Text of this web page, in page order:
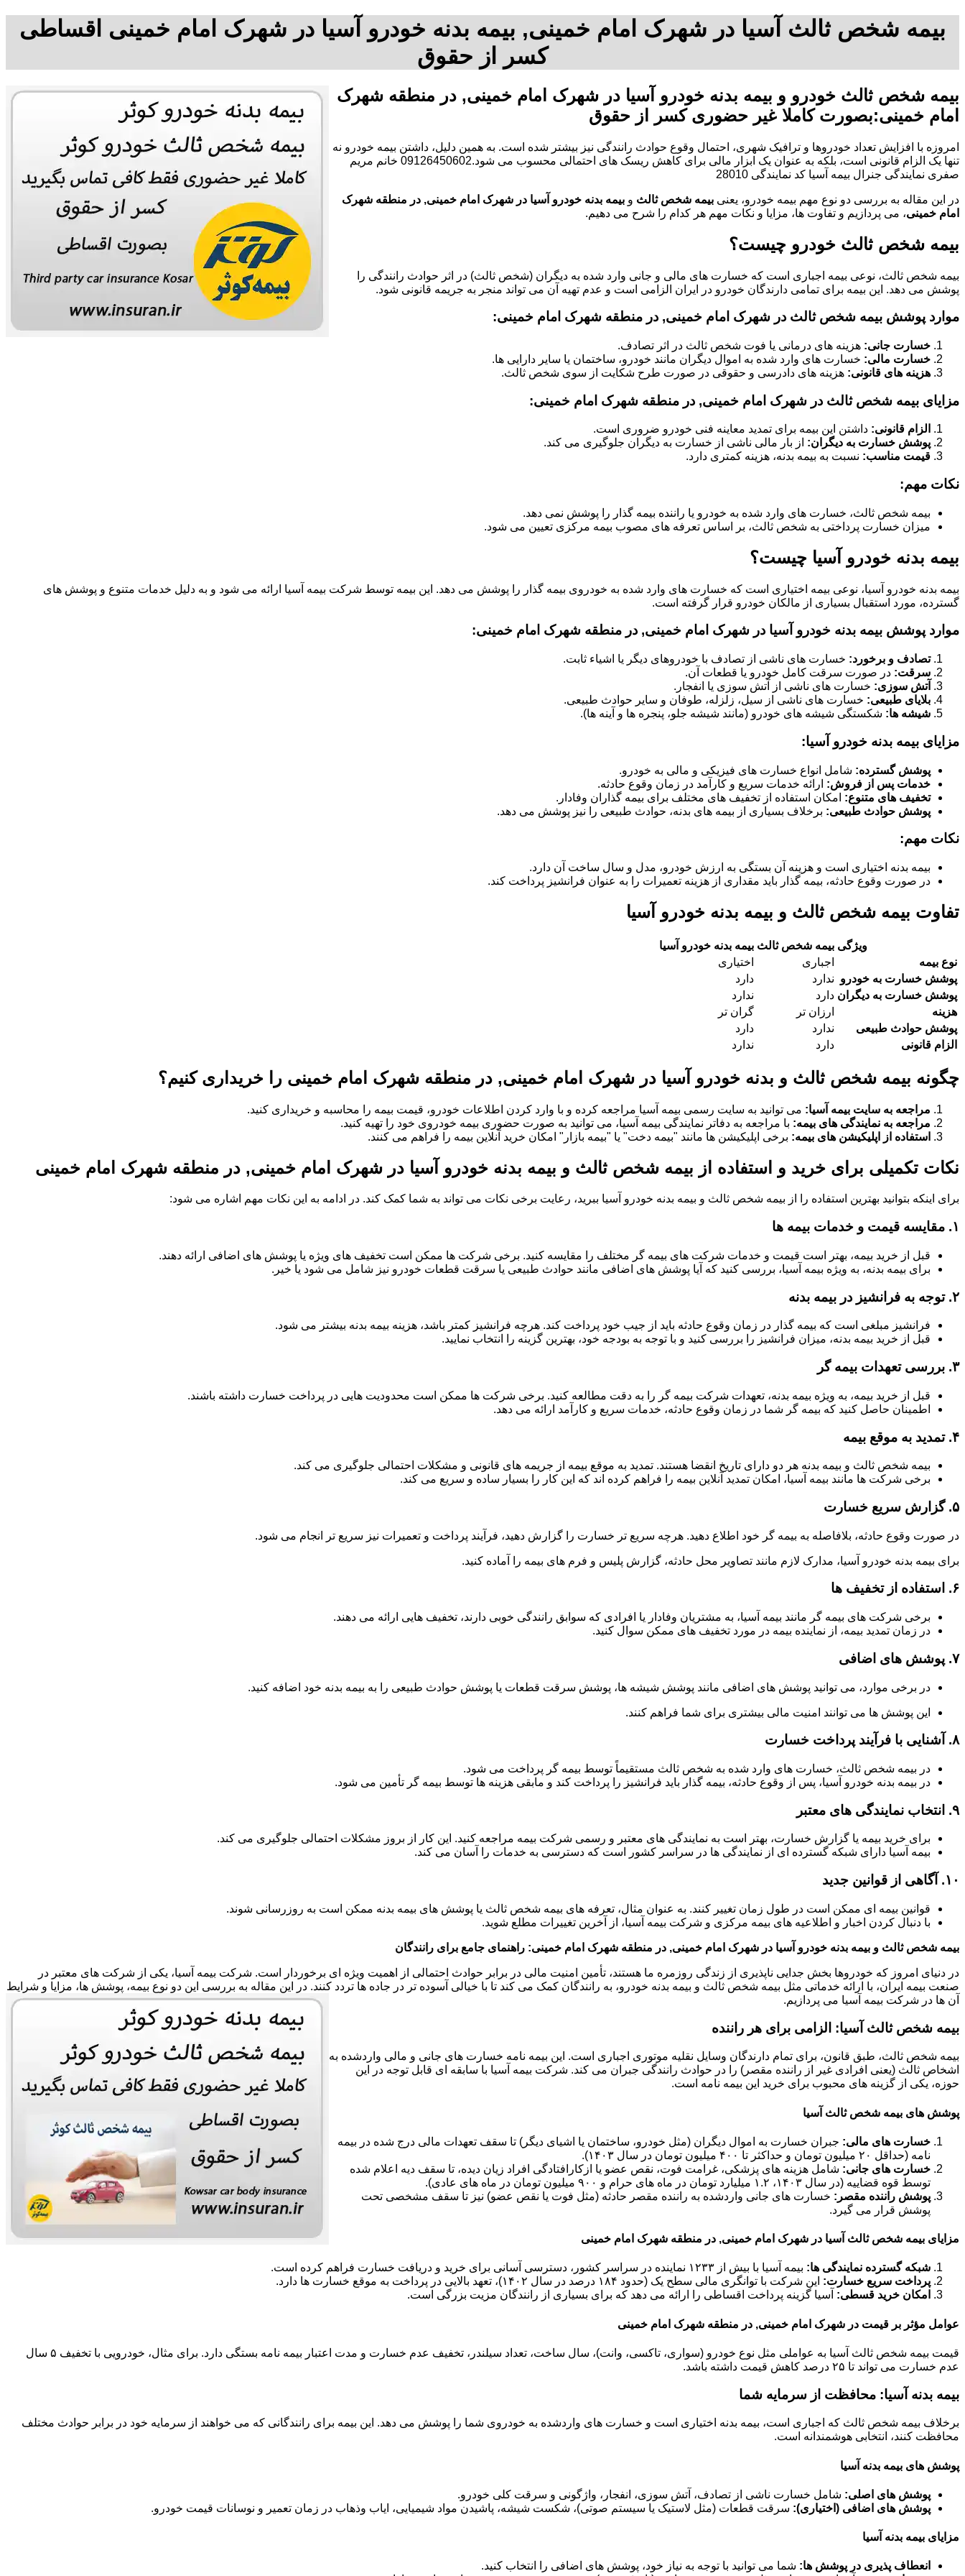
بیمه شخص ثالث آسیا در شهرک امام خمینی, بیمه بدنه خودرو آسیا در شهرک امام خمینی اقساطی
کسر از حقوق
بیمه شخص ثالث خودرو و بیمه بدنه خودرو آسیا در شهرک امام خمینی, در منطقه شهرک
امام خمینی:بصورت کاملا غیر حضوری کسر از حقوق
امروزه با افزایش تعداد خودروها و ترافیک شهری، احتمال وقوع حوادث رانندگی نیز بیشتر شده است. به همین دلیل، داشتن بیمه خودرو نه
تنها یک الزام قانونی است، بلکه به عنوان یک ابزار مالی برای کاهش ریسک های احتمالی محسوب می شود.09126450602 خانم مریم
صفری نمایندگی جنرال بیمه آسیا کد نمایندگی 28010
در این مقاله به بررسی دو نوع مهم بیمه خودرو، یعنی بیمه شخص ثالث و بیمه بدنه خودرو آسیا در شهرک امام خمینی, در منطقه شهرک
امام خمینی، می پردازیم و تفاوت ها، مزایا و نکات مهم هر کدام را شرح می دهیم.
بیمه شخص ثالث خودرو چیست؟
بیمه شخص ثالث، نوعی بیمه اجباری است که خسارت های مالی و جانی وارد شده به دیگران (شخص ثالث) در اثر حوادث رانندگی را
پوشش می دهد. این بیمه برای تمامی دارندگان خودرو در ایران الزامی است و عدم تهیه آن می تواند منجر به جریمه قانونی شود.
موارد پوشش بیمه شخص ثالث در شهرک امام خمینی, در منطقه شهرک امام خمینی:
خسارت جانی: هزینه های درمانی یا فوت شخص ثالث در اثر تصادف.
خسارت مالی: خسارت های وارد شده به اموال دیگران مانند خودرو، ساختمان یا سایر دارایی ها.
هزینه های قانونی: هزینه های دادرسی و حقوقی در صورت طرح شکایت از سوی شخص ثالث.
مزایای بیمه شخص ثالث در شهرک امام خمینی, در منطقه شهرک امام خمینی:
الزام قانونی: داشتن این بیمه برای تمدید معاینه فنی خودرو ضروری است.
پوشش خسارت به دیگران: از بار مالی ناشی از خسارت به دیگران جلوگیری می کند.
قیمت مناسب: نسبت به بیمه بدنه، هزینه کمتری دارد.
نکات مهم:
بیمه شخص ثالث، خسارت های وارد شده به خودرو یا راننده بیمه گذار را پوشش نمی دهد.
میزان خسارت پرداختی به شخص ثالث، بر اساس تعرفه های مصوب بیمه مرکزی تعیین می شود.
بیمه بدنه خودرو آسیا چیست؟
بیمه بدنه خودرو آسیا، نوعی بیمه اختیاری است که خسارت های وارد شده به خودروی بیمه گذار را پوشش می دهد. این بیمه توسط شرکت بیمه آسیا ارائه می شود و به دلیل خدمات متنوع و پوشش های
گسترده، مورد استقبال بسیاری از مالکان خودرو قرار گرفته است.
موارد پوشش بیمه بدنه خودرو آسیا در شهرک امام خمینی, در منطقه شهرک امام خمینی:
تصادف و برخورد: خسارت های ناشی از تصادف با خودروهای دیگر یا اشیاء ثابت.
سرقت: در صورت سرقت کامل خودرو یا قطعات آن.
آتش سوزی: خسارت های ناشی از آتش سوزی یا انفجار.
بلایای طبیعی: خسارت های ناشی از سیل، زلزله، طوفان و سایر حوادث طبیعی.
شیشه ها: شکستگی شیشه های خودرو (مانند شیشه جلو، پنجره ها و آینه ها).
مزایای بیمه بدنه خودرو آسیا:
پوشش گسترده: شامل انواع خسارت های فیزیکی و مالی به خودرو.
خدمات پس از فروش: ارائه خدمات سریع و کارآمد در زمان وقوع حادثه.
تخفیف های متنوع: امکان استفاده از تخفیف های مختلف برای بیمه گذاران وفادار.
پوشش حوادث طبیعی: برخلاف بسیاری از بیمه های بدنه، حوادث طبیعی را نیز پوشش می دهد.
نکات مهم:
بیمه بدنه اختیاری است و هزینه آن بستگی به ارزش خودرو، مدل و سال ساخت آن دارد.
در صورت وقوع حادثه، بیمه گذار باید مقداری از هزینه تعمیرات را به عنوان فرانشیز پرداخت کند.
تفاوت بیمه شخص ثالث و بیمه بدنه خودرو آسیا
ویژگی بیمه شخص ثالث بیمه بدنه خودرو آسیا
نوع بیمه
اجباری
اختیاری
پوشش خسارت به خودرو ندارد
دارد
پوشش خسارت به دیگران دارد
ندارد
هزینه
ارزان تر
گران تر
پوشش حوادث طبیعی
ندارد
دارد
الزام قانونی
دارد ندارد
چگونه بیمه شخص ثالث و بدنه خودرو آسیا در شهرک امام خمینی, در منطقه شهرک امام خمینی را خریداری کنیم؟
مراجعه به سایت بیمه آسیا: می توانید به سایت رسمی بیمه آسیا مراجعه کرده و با وارد کردن اطلاعات خودرو، قیمت بیمه را محاسبه و خریداری کنید.
مراجعه به نمایندگی های بیمه: با مراجعه به دفاتر نمایندگی بیمه آسیا، می توانید به صورت حضوری بیمه خودروی خود را تهیه کنید.
استفاده از اپلیکیشن های بیمه: برخی اپلیکیشن ها مانند "بیمه دخت" یا "بیمه بازار" امکان خرید آنلاین بیمه را فراهم می کنند.
نکات تکمیلی برای خرید و استفاده از بیمه شخص ثالث و بیمه بدنه خودرو آسیا در شهرک امام خمینی, در منطقه شهرک امام خمینی
برای اینکه بتوانید بهترین استفاده را از بیمه شخص ثالث و بیمه بدنه خودرو آسیا ببرید، رعایت برخی نکات می تواند به شما کمک کند. در ادامه به این نکات مهم اشاره می شود:
۱. مقایسه قیمت و خدمات بیمه ها
قبل از خرید بیمه، بهتر است قیمت و خدمات شرکت های بیمه گر مختلف را مقایسه کنید. برخی شرکت ها ممکن است تخفیف های ویژه یا پوشش های اضافی ارائه دهند.
برای بیمه بدنه، به ویژه بیمه آسیا، بررسی کنید که آیا پوشش های اضافی مانند حوادث طبیعی یا سرقت قطعات خودرو نیز شامل می شود یا خیر.
۲. توجه به فرانشیز در بیمه بدنه
فرانشیز مبلغی است که بیمه گذار در زمان وقوع حادثه باید از جیب خود پرداخت کند. هرچه فرانشیز کمتر باشد، هزینه بیمه بدنه بیشتر می شود.
قبل از خرید بیمه بدنه، میزان فرانشیز را بررسی کنید و با توجه به بودجه خود، بهترین گزینه را انتخاب نمایید.
۳. بررسی تعهدات بیمه گر
قبل از خرید بیمه، به ویژه بیمه بدنه، تعهدات شرکت بیمه گر را به دقت مطالعه کنید. برخی شرکت ها ممکن است محدودیت هایی در پرداخت خسارت داشته باشند.
اطمینان حاصل کنید که بیمه گر شما در زمان وقوع حادثه، خدمات سریع و کارآمد ارائه می دهد.
۴. تمدید به موقع بیمه
بیمه شخص ثالث و بیمه بدنه هر دو دارای تاریخ انقضا هستند. تمدید به موقع بیمه از جریمه های قانونی و مشکلات احتمالی جلوگیری می کند.
برخی شرکت ها مانند بیمه آسیا، امکان تمدید آنلاین بیمه را فراهم کرده اند که این کار را بسیار ساده و سریع می کند.
۵. گزارش سریع خسارت
در صورت وقوع حادثه، بلافاصله به بیمه گر خود اطلاع دهید. هرچه سریع تر خسارت را گزارش دهید، فرآیند پرداخت و تعمیرات نیز سریع تر انجام می شود.
برای بیمه بدنه خودرو آسیا، مدارک لازم مانند تصاویر محل حادثه، گزارش پلیس و فرم های بیمه را آماده کنید.
۶. استفاده از تخفیف ها
برخی شرکت های بیمه گر مانند بیمه آسیا، به مشتریان وفادار یا افرادی که سوابق رانندگی خوبی دارند، تخفیف هایی ارائه می دهند.
در زمان تمدید بیمه، از نماینده بیمه در مورد تخفیف های ممکن سوال کنید.
۷. پوشش های اضافی
در برخی موارد، می توانید پوشش های اضافی مانند پوشش شیشه ها، پوشش سرقت قطعات یا پوشش حوادث طبیعی را به بیمه بدنه خود اضافه کنید.
این پوشش ها می توانند امنیت مالی بیشتری برای شما فراهم کنند.
۸. آشنایی با فرآیند پرداخت خسارت
در بیمه شخص ثالث، خسارت های وارد شده به شخص ثالث مستقیماً توسط بیمه گر پرداخت می شود.
در بیمه بدنه خودرو آسیا، پس از وقوع حادثه، بیمه گذار باید فرانشیز را پرداخت کند و مابقی هزینه ها توسط بیمه گر تأمین می شود.
۹. انتخاب نمایندگی های معتبر
برای خرید بیمه یا گزارش خسارت، بهتر است به نمایندگی های معتبر و رسمی شرکت بیمه مراجعه کنید. این کار از بروز مشکلات احتمالی جلوگیری می کند.
بیمه آسیا دارای شبکه گسترده ای از نمایندگی ها در سراسر کشور است که دسترسی به خدمات را آسان می کند.
۱۰. آگاهی از قوانین جدید
قوانین بیمه ای ممکن است در طول زمان تغییر کنند. به عنوان مثال، تعرفه های بیمه شخص ثالث یا پوشش های بیمه بدنه ممکن است به روزرسانی شوند.
با دنبال کردن اخبار و اطلاعیه های بیمه مرکزی و شرکت بیمه آسیا، از آخرین تغییرات مطلع شوید.
بیمه شخص ثالث و بیمه بدنه خودرو آسیا در شهرک امام خمینی, در منطقه شهرک امام خمینی: راهنمای جامع برای رانندگان
در دنیای امروز که خودروها بخش جدایی ناپذیری از زندگی روزمره ما هستند، تأمین امنیت مالی در برابر حوادث احتمالی از اهمیت ویژه ای برخوردار است. شرکت بیمه آسیا، یکی از شرکت های معتبر در
صنعت بیمه ایران، با ارائه خدماتی مثل بیمه شخص ثالث و بیمه بدنه خودرو، به رانندگان کمک می کند تا با خیالی آسوده تر در جاده ها تردد کنند. در این مقاله به بررسی این دو نوع بیمه، پوشش ها، مزایا و شرایط
آن ها در شرکت بیمه آسیا می پردازیم.
بیمه شخص ثالث آسیا: الزامی برای هر راننده
بیمه شخص ثالث، طبق قانون، برای تمام دارندگان وسایل نقلیه موتوری اجباری است. این بیمه نامه خسارت های جانی و مالی واردشده به
اشخاص ثالث (یعنی افرادی غیر از راننده مقصر) را در حوادث رانندگی جبران می کند. شرکت بیمه آسیا با سابقه ای قابل توجه در این
حوزه، یکی از گزینه های محبوب برای خرید این بیمه نامه است.
پوشش های بیمه شخص ثالث آسیا
خسارت های مالی: جبران خسارت به اموال دیگران (مثل خودرو، ساختمان یا اشیای دیگر) تا سقف تعهدات مالی درج شده در بیمه
نامه (حداقل ۲۰ میلیون تومان و حداکثر تا ۴۰۰ میلیون تومان در سال ۱۴۰۳).
خسارت های جانی: شامل هزینه های پزشکی، غرامت فوت، نقص عضو یا ازکارافتادگی افراد زیان دیده، تا سقف دیه اعلام شده
توسط قوه قضاییه (در سال ۱۴۰۳، ۱.۲ میلیارد تومان در ماه های حرام و ۹۰۰ میلیون تومان در ماه های عادی).
پوشش راننده مقصر: خسارت های جانی واردشده به راننده مقصر حادثه (مثل فوت یا نقص عضو) نیز تا سقف مشخصی تحت
پوشش قرار می گیرد.
مزایای بیمه شخص ثالث آسیا در شهرک امام خمینی, در منطقه شهرک امام خمینی
شبکه گسترده نمایندگی ها: بیمه آسیا با بیش از ۱۲۳۳ نماینده در سراسر کشور، دسترسی آسانی برای خرید و دریافت خسارت فراهم کرده است.
پرداخت سریع خسارت: این شرکت با توانگری مالی سطح یک (حدود ۱۸۴ درصد در سال ۱۴۰۲)، تعهد بالایی در پرداخت به موقع خسارت ها دارد.
امکان خرید قسطی: آسیا گزینه پرداخت اقساطی را ارائه می دهد که برای بسیاری از رانندگان مزیت بزرگی است.
عوامل مؤثر بر قیمت در شهرک امام خمینی, در منطقه شهرک امام خمینی
قیمت بیمه شخص ثالث آسیا به عواملی مثل نوع خودرو (سواری، تاکسی، وانت)، سال ساخت، تعداد سیلندر، تخفیف عدم خسارت و مدت اعتبار بیمه نامه بستگی دارد. برای مثال، خودرویی با تخفیف ۵ سال
عدم خسارت می تواند تا ۲۵ درصد کاهش قیمت داشته باشد.
بیمه بدنه آسیا: محافظت از سرمایه شما
برخلاف بیمه شخص ثالث که اجباری است، بیمه بدنه اختیاری است و خسارت های واردشده به خودروی شما را پوشش می دهد. این بیمه برای رانندگانی که می خواهند از سرمایه خود در برابر حوادث مختلف
محافظت کنند، انتخابی هوشمندانه است.
پوشش های بیمه بدنه آسیا
پوشش های اصلی: شامل خسارت ناشی از تصادف، آتش سوزی، انفجار، واژگونی و سرقت کلی خودرو.
پوشش های اضافی (اختیاری): سرقت قطعات (مثل لاستیک یا سیستم صوتی)، شکست شیشه، پاشیدن مواد شیمیایی، ایاب وذهاب در زمان تعمیر و نوسانات قیمت خودرو.
مزایای بیمه بدنه آسیا
انعطاف پذیری در پوشش ها: شما می توانید با توجه به نیاز خود، پوشش های اضافی را انتخاب کنید.